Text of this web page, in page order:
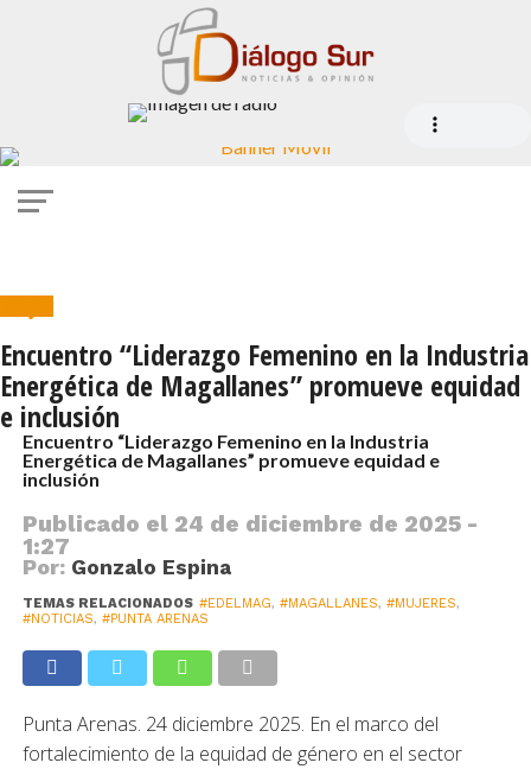
Encuentro “Liderazgo Femenino en la Industria
Energética de Magallanes” promueve equidad
e inclusión
Encuentro “Liderazgo Femenino en la Industria
Energética de Magallanes” promueve equidad e
inclusión
Publicado el 24 de diciembre de 2025 -
1:27
Por: Gonzalo Espina
TEMAS RELACIONADOS #EDELMAG, #MAGALLANES, #MUJERES,
#NOTICIAS, #PUNTA ARENAS
Punta Arenas. 24 diciembre 2025. En el marco del
fortalecimiento de la equidad de género en el sector